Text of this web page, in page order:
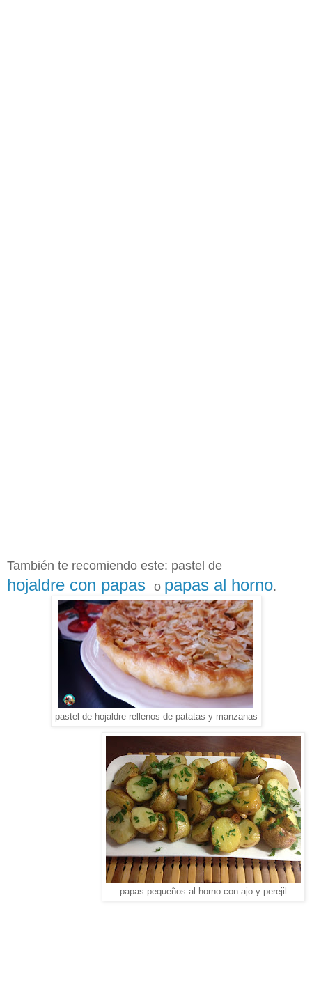
También te recomiendo este: pastel de
hojaldre con papas o papas al horno.
pastel de hojaldre rellenos de patatas y manzanas
papas pequeños al horno con ajo y perejil